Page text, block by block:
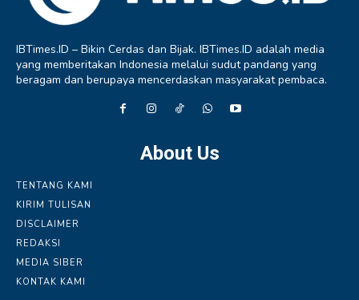
IBTimes.ID – Bikin Cerdas dan Bijak. IBTimes.ID adalah media
yang memberitakan Indonesia melalui sudut pandang yang
beragam dan berupaya mencerdaskan masyarakat pembaca.
About Us
TENTANG KAMI
KIRIM TULISAN
DISCLAIMER
REDAKSI
MEDIA SIBER
KONTAK KAMI